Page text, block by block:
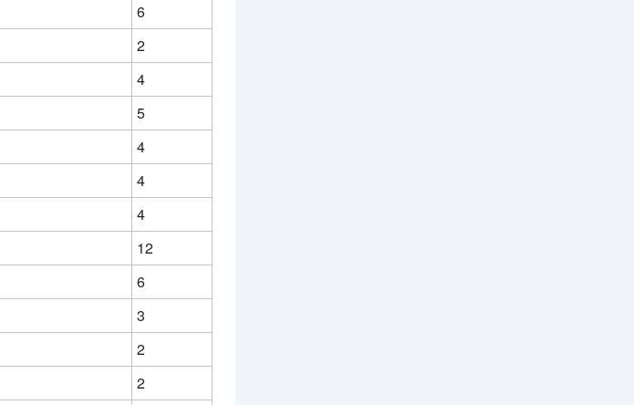
6
2
4
5
4
4
4
12
6
3
2
2